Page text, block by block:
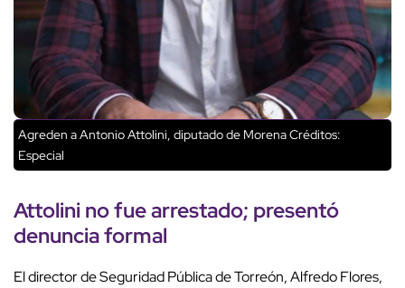
Agreden a Antonio Attolini, diputado de MorenaCréditos:
Especial
Attolini no fue arrestado; presentó
denuncia formal
El director de Seguridad Pública de Torreón, Alfredo Flores,